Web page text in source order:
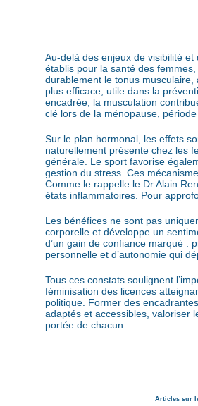
Au-delà des enjeux de visibilité
établis pour la santé des
durablement le tonus
plus efficace, utile dans la
encadrée, la musculation
clé lors de la ménopause,
Sur le plan hormonal, les effets
naturellement présente chez les
générale. Le sport favorise
gestion du stress. Ces
Comme le rappelle le Dr Alain
états inflammatoires. Pour
Les bénéfices ne sont pas
corporelle et développe un
d’un gain de confiance marqué :
personnelle et d’autonomie qui
Tous ces constats soulignent
féminisation des licences
politique. Former des
adaptés et accessibles, valoriser
portée de chacun.
Articles sur